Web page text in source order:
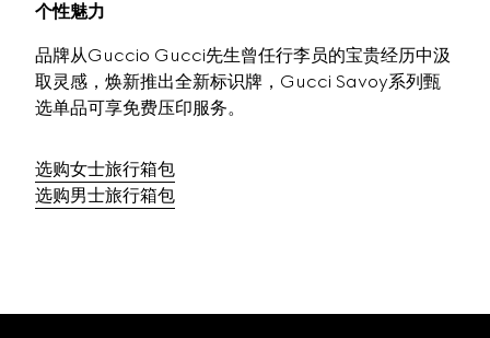
个性魅力
品牌从Guccio Gucci先生曾任行李员的宝贵经历中汲
取灵感，焕新推出全新标识牌，Gucci Savoy系列甄
选单品可享‌‌免费‌‌压印服务。
选购女士旅行箱包
选购男士旅行箱包